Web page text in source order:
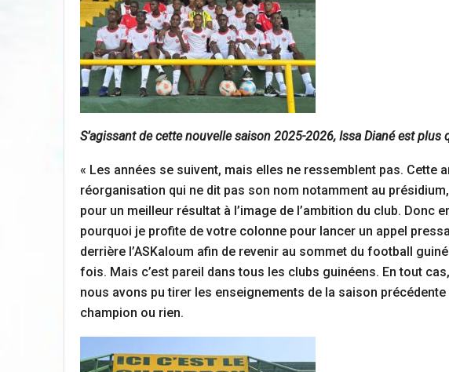
S’agissant de cette nouvelle saison 2025-2026, Issa Diané est plus
« Les années se suivent, mais elles ne ressemblent pas. Cette
réorganisation qui ne dit pas son nom notamment au
pour un meilleur résultat à l’image de l’ambition du club.
pourquoi je profite de votre colonne pour lancer un appel
derrière l’ASKaloum afin de revenir au sommet du football
fois. Mais c’est pareil dans tous les clubs guinéens. En tout
nous avons pu tirer les enseignements de la saison
champion ou rien.